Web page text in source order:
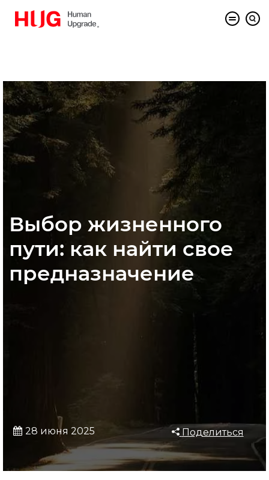
Выбор жизненного
пути: как найти свое
предназначение
28 июня 2025 Поделиться